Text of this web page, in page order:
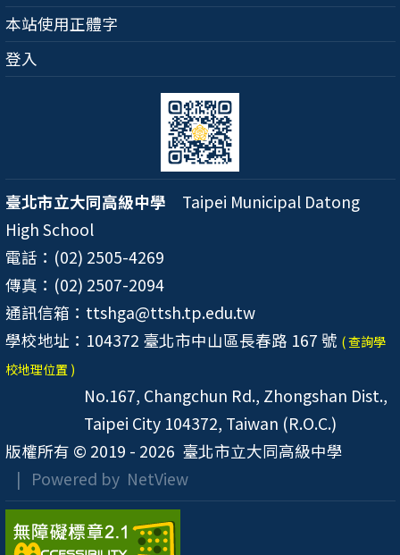
本站使用正體字
登入
臺北市立大同高級中學 Taipei Municipal Datong
High School
電話：(02) 2505-4269
傳真：(02) 2507-2094
通訊信箱：ttshga@ttsh.tp.edu.tw
學校地址：104372 臺北市中山區長春路 167 號 ( 查詢學
校地理位置 )
No.167, Changchun Rd., Zhongshan Dist.,
Taipei City 104372, Taiwan (R.O.C.)
版權所有 © 2019 - 2026 臺北市立大同高級中學
| Powered by NetView